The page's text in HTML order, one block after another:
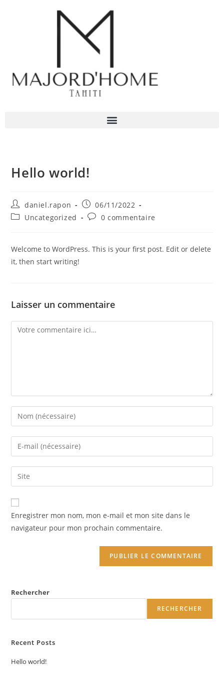
Hello world!
daniel.rapon
06/11/2022
Uncategorized
0 commentaire
Welcome to WordPress. This is your first post. Edit or delete
it, then start writing!
Laisser un commentaire
Enregistrer mon nom, mon e-mail et mon site dans le
navigateur pour mon prochain commentaire.
Rechercher
RECHERCHER
Recent Posts
Hello world!